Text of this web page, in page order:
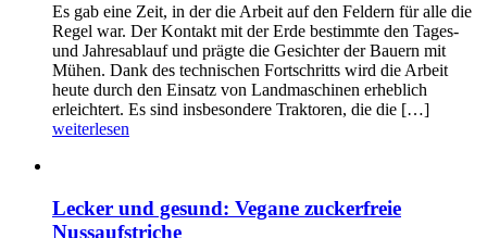
Es gab eine Zeit, in der die Arbeit auf den Feldern für alle die
Regel war. Der Kontakt mit der Erde bestimmte den Tages-
und Jahresablauf und prägte die Gesichter der Bauern mit
Mühen. Dank des technischen Fortschritts wird die Arbeit
heute durch den Einsatz von Landmaschinen erheblich
erleichtert. Es sind insbesondere Traktoren, die die […]
weiterlesen
Lecker und gesund: Vegane zuckerfreie
Nussaufstriche